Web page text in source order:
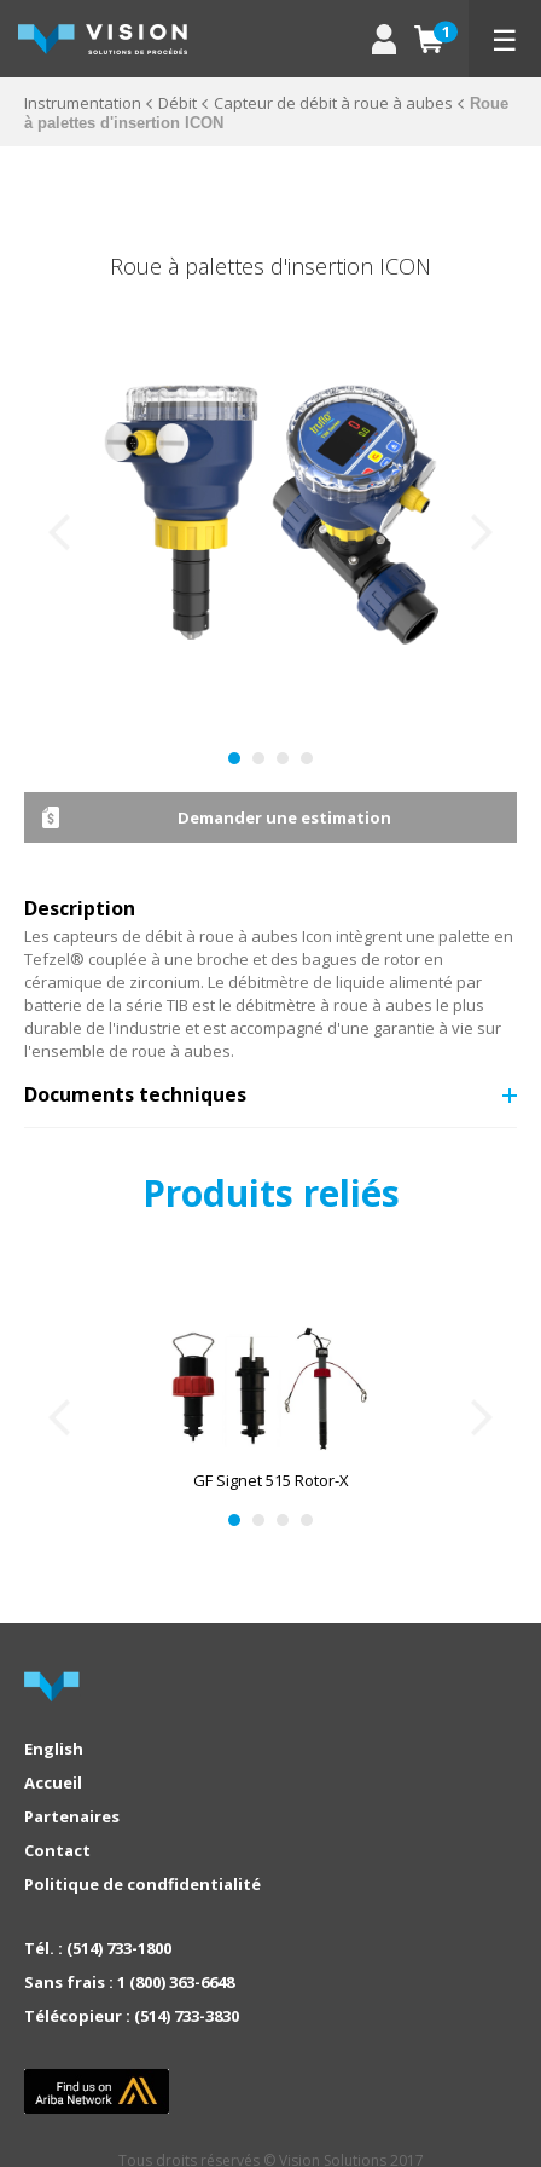
1 ☰
Instrumentation Débit Capteur de débit à roue à aubes
Roue
à palettes d'insertion ICON
Roue à palettes d'insertion ICON
Demander une estimation
Description
Les capteurs de débit à roue à aubes Icon intègrent une palette en
Tefzel® couplée à une broche et des bagues de rotor en
céramique de zirconium. Le débitmètre de liquide alimenté par
batterie de la série TIB est le débitmètre à roue à aubes le plus
durable de l'industrie et est accompagné d'une garantie à vie sur
l'ensemble de roue à aubes.
Documents techniques
Produits reliés
GF Signet 515 Rotor-X
English
Accueil
Partenaires
Contact
Politique de condfidentialité
Tél. : (514) 733-1800
Sans frais : 1 (800) 363-6648
Télécopieur : (514) 733-3830
Tous droits réservés © Vision Solutions 2017